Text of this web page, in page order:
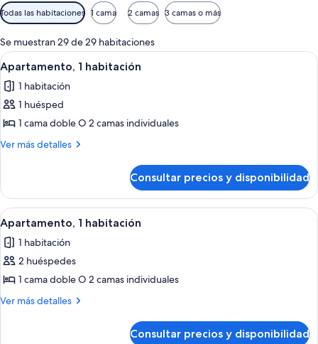
Filtros
disponibles
para
las
habitaciones
Todas las habitaciones 1 cama 2 camas 3 camas o más
Se muestran 29 de 29 habitaciones
Abrir
todas
las
fotos
de
Apartamento,
Habitación de hotel con cama,
11
Apartamento, 1 habitación
1 habitación
1 huésped
1 cama doble O 2 camas individuales
Ver más detalles
Más
1
habitación
Consultar precios y disponibilidad
Abrir
todas
las
fotos
de
Apartamento,
Habitación de hotel con cama,
11
Apartamento, 1 habitación
1 habitación
2 huéspedes
1 cama doble O 2 camas individuales
Ver más detalles
Más
Consultar precios y disponibilidad